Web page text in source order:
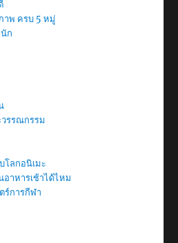
าพ ครบ 5 หมู่
ก
รรณกรรม
โลกอนิเมะ
าหารเช้าได้ไหม
ร์การกีฬา